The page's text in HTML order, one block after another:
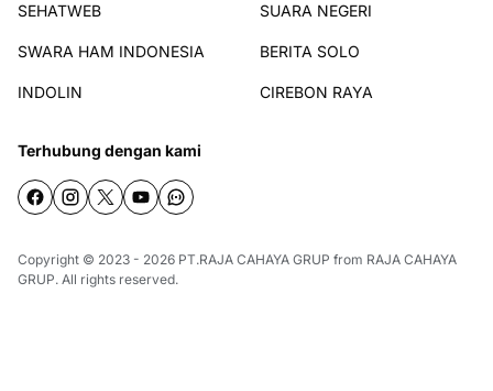
SEHATWEB SUARA NEGERI
SWARA HAM INDONESIA BERITA SOLO
INDOLIN CIREBON RAYA
Terhubung dengan kami
Copyright © 2023 - 2026 PT.RAJA CAHAYA GRUP from RAJA CAHAYA
GRUP. All rights reserved.